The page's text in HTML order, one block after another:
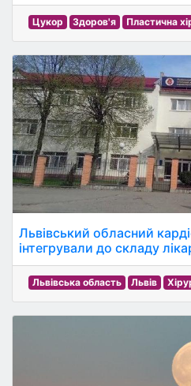
Цукор Здоров'я Пластична
Львівський обласний
інтегрували до складу
Львівська область Львів